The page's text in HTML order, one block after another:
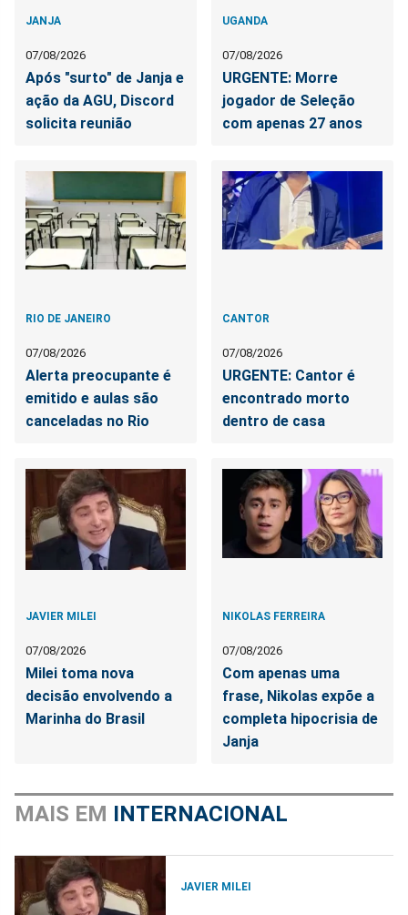
JANJA
07/08/2026
Após "surto" de Janja e
ação da AGU, Discord
solicita reunião
UGANDA
07/08/2026
URGENTE: Morre
jogador de Seleção
com apenas 27 anos
RIO DE JANEIRO
07/08/2026
Alerta preocupante é
emitido e aulas são
canceladas no Rio
CANTOR
07/08/2026
URGENTE: Cantor é
encontrado morto
dentro de casa
JAVIER MILEI
07/08/2026
Milei toma nova
decisão envolvendo a
Marinha do Brasil
NIKOLAS FERREIRA
07/08/2026
Com apenas uma
frase, Nikolas expõe a
completa hipocrisia de
Janja
MAIS EM INTERNACIONAL
JAVIER MILEI